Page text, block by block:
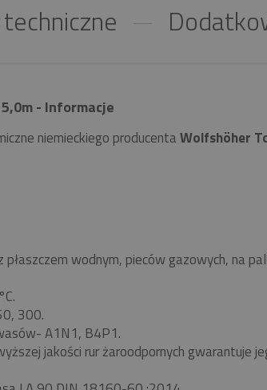
- Informacje
niemieckiego producentaWolfshöher
płaszczem wodnym, pieców gazowych, na
300.
A1N1, B4P1.
jakości rur żaroodpornych gwarantuje